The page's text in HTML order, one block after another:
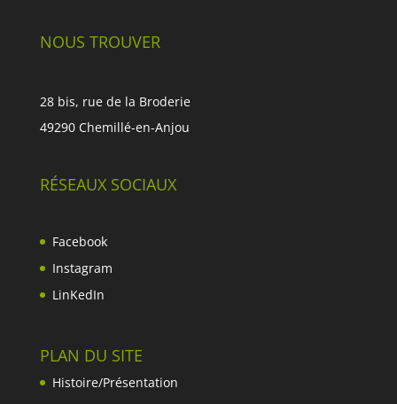
NOUS TROUVER
28 bis, rue de la Broderie
49290 Chemillé-en-Anjou
RÉSEAUX SOCIAUX
Facebook
Instagram
LinKedIn
PLAN DU SITE
Histoire/Présentation